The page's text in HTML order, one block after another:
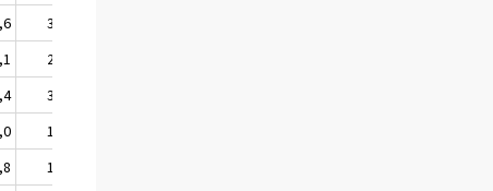
3,6
2,0
3,1
1,1
1,8